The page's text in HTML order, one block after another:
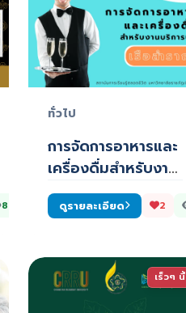
898
ทั่วไป
การจัดการอาหารและ
เครื่องดื่มสำหรับงาน
บริการบนเรือส…
ดูรายละเอียด 2
เร็วๆ นี้